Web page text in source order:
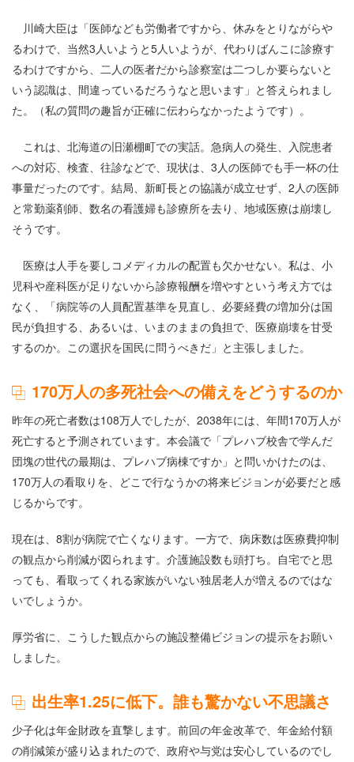
川崎大臣は「医師なども労働者ですから、休みをとりながらや
るわけで、当然3人いようと5人いようが、代わりばんこに診療す
るわけですから、二人の医者だから診察室は二つしか要らないと
いう認識は、間違っているだろうなと思います」と答えられまし
た。（私の質問の趣旨が正確に伝わらなかったようです）。
これは、北海道の旧瀬棚町での実話。急病人の発生、入院患者
への対応、検査、往診などで、現状は、3人の医師でも手一杯の仕
事量だったのです。結局、新町長との協議が成立せず、2人の医師
と常勤薬剤師、数名の看護婦も診療所を去り、地域医療は崩壊し
そうです。
医療は人手を要しコメディカルの配置も欠かせない。私は、小
児科や産科医が足りないから診療報酬を増やすという考え方では
なく、「病院等の人員配置基準を見直し、必要経費の増加分は国
民が負担する、あるいは、いまのままの負担で、医療崩壊を甘受
するのか。この選択を国民に問うべきだ」と主張しました。
170万人の多死社会への備えをどうするのか
昨年の死亡者数は108万人でしたが、2038年には、年間170万人が
死亡すると予測されています。本会議で「プレハブ校舎で学んだ
団塊の世代の最期は、プレハブ病棟ですか」と問いかけたのは、
170万人の看取りを、どこで行なうかの将来ビジョンが必要だと感
じるからです。
現在は、8割が病院で亡くなります。一方で、病床数は医療費抑制
の観点から削減が図られます。介護施設数も頭打ち。自宅でと思
っても、看取ってくれる家族がいない独居老人が増えるのではな
いでしょうか。
厚労省に、こうした観点からの施設整備ビジョンの提示をお願い
しました。
出生率1.25に低下。誰も驚かない不思議さ
少子化は年金財政を直撃します。前回の年金改革で、年金給付額
の削減策が盛り込まれたので、政府や与党は安心しているのでし